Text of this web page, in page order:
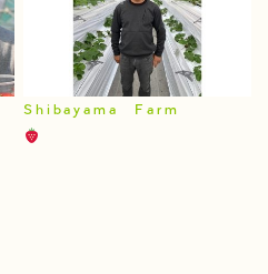
Shibayama Farm